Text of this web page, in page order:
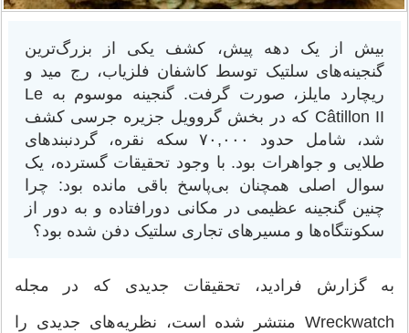
بیش از یک دهه پیش، کشف یکی از بزرگ‌ترین
گنجینه‌های سلتیک توسط کاشفان فلزیاب، رج مید و
ریچارد مایلز، صورت گرفت. گنجینه موسوم به Le
Câtillon II که در بخش گروویل جزیره جرسی کشف
شد، شامل حدود ۷۰,۰۰۰ سکه نقره، گردنبندهای
طلایی و جواهرات بود. با وجود تحقیقات گسترده، یک
سوال اصلی همچنان بی‌پاسخ باقی مانده بود: چرا
چنین گنجینه عظیمی در مکانی دورافتاده و به دور از
سکونتگاه‌ها و مسیرهای تجاری سلتیک دفن شده بود؟
به گزارش فرادید، تحقیقات جدیدی که در مجله
Wreckwatch منتشر شده است، نظریه‌های جدیدی را